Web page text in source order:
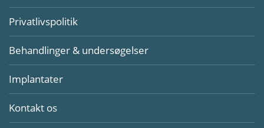
Privatlivspolitik
Behandlinger & undersøgelser
Implantater
Kontakt os